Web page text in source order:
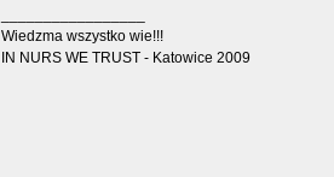
Wiedzma wszystko wie!!!
IN NURS WE TRUST - Katowice 2009